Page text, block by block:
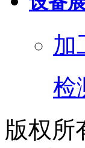
加
检
版权所